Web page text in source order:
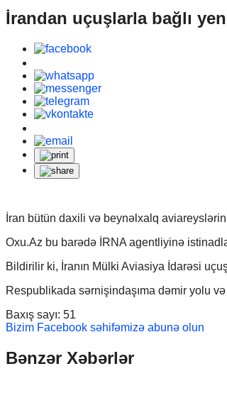
İrandan uçuşlarla bağlı
İran bütün daxili və beynəlxalq
Oxu.Az bu barədə İRNA agentliyinə
Bildirilir ki, İranın Mülki Aviasiya İdarəsi
Respublikada sərnişindaşıma dəmir yolu
Baxış sayı: 51
Bizim Facebook səhifəmizə abunə olun
Bənzər Xəbərlər